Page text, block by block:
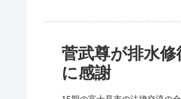
菅武尊が排水
に感謝